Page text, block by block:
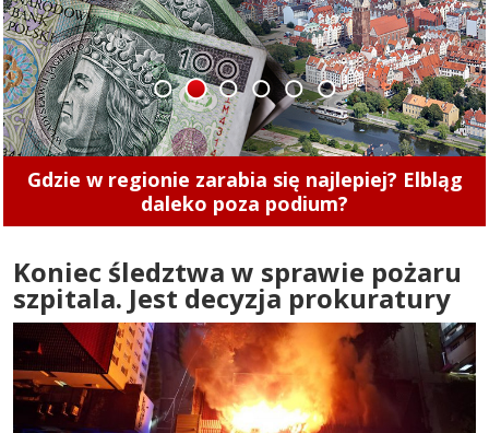
Przed nami jubileuszowa edycja Elbląskiego
Święta Chleba. Zobacz, co w programie
1 2 3 4 5 6
Koniec śledztwa w sprawie pożaru
szpitala. Jest decyzja prokuratury